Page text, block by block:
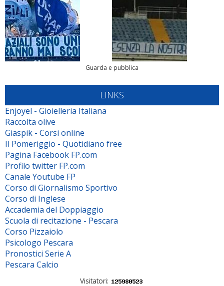
Guarda e pubblica
LINKS
Enjoyel - Gioielleria Italiana
Raccolta olive
Giaspik - Corsi online
Il Pomeriggio - Quotidiano free
Pagina Facebook FP.com
Profilo twitter FP.com
Canale Youtube FP
Corso di Giornalismo Sportivo
Corso di Inglese
Accademia del Doppiaggio
Scuola di recitazione - Pescara
Corso Pizzaiolo
Psicologo Pescara
Pronostici Serie A
Pescara Calcio
Visitatori: